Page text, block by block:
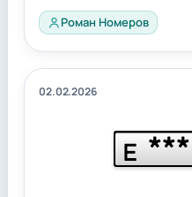
Роман Номеров
02.02.2026
Е ***